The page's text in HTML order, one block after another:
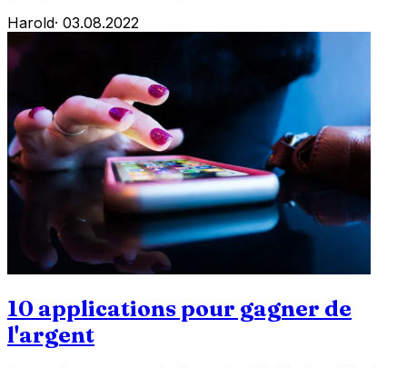
Harold· 03.08.2022
10 applications pour gagner de
l'argent